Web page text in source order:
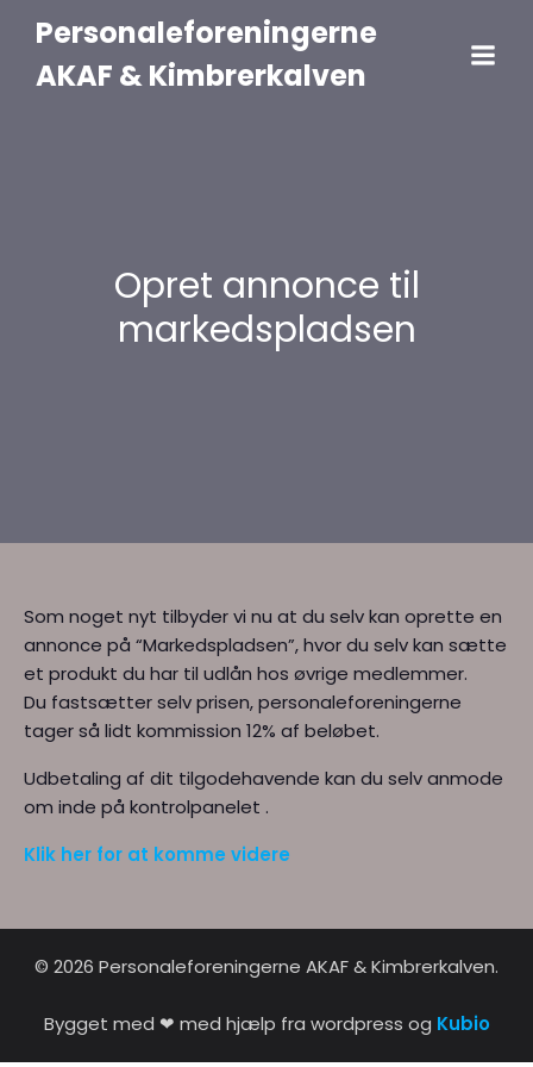
Personaleforeningerne
AKAF & Kimbrerkalven
Opret annonce til
markedspladsen
Som noget nyt tilbyder vi nu at du selv kan oprette en
annonce på “Markedspladsen”, hvor du selv kan sætte
et produkt du har til udlån hos øvrige medlemmer.
Du fastsætter selv prisen, personaleforeningerne
tager så lidt kommission 12% af beløbet.
Udbetaling af dit tilgodehavende kan du selv anmode
om inde på kontrolpanelet .
Klik her for at komme videre
© 2026 Personaleforeningerne AKAF & Kimbrerkalven.
Bygget med ❤ med hjælp fra wordpress og Kubio